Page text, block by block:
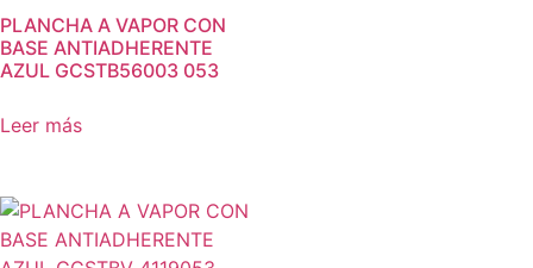
PLANCHA A VAPOR CON
BASE ANTIADHERENTE
AZUL GCSTB56003 053
Leer más